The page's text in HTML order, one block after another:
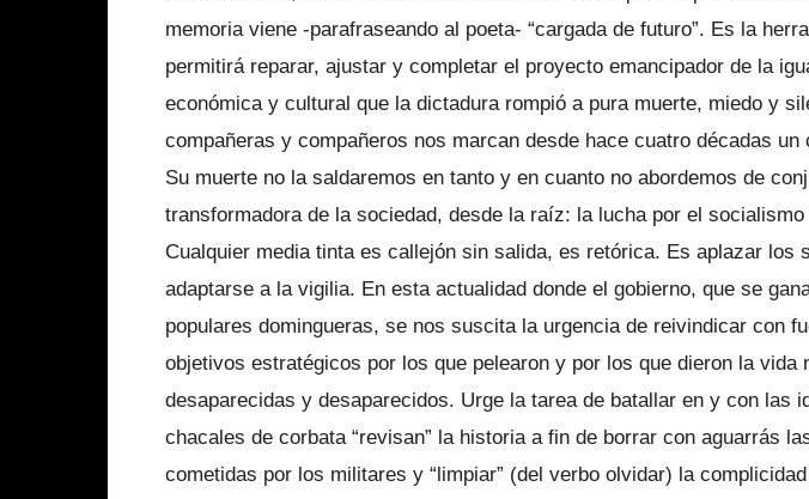
memoria viene -parafraseando al poeta- “cargada de futuro”. Es la
permitirá reparar, ajustar y completar el proyecto emancipador de la
económica y cultural que la dictadura rompió a pura muerte, miedo y
compañeras y compañeros nos marcan desde hace cuatro décadas un
Su muerte no la saldaremos en tanto y en cuanto no abordemos de
transformadora de la sociedad, desde la raíz: la lucha por el
Cualquier media tinta es callejón sin salida, es retórica. Es aplazar los
adaptarse a la vigilia. En esta actualidad donde el gobierno, que se
populares domingueras, se nos suscita la urgencia de reivindicar con
objetivos estratégicos por los que pelearon y por los que dieron la vida
desaparecidas y desaparecidos. Urge la tarea de batallar en y con las
chacales de corbata “revisan” la historia a fin de borrar con aguarrás
cometidas por los militares y “limpiar” (del verbo olvidar) la